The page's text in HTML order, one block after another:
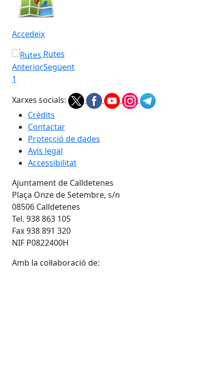
Accedeix
Rutes
AnteriorSegüent
1
Xarxes socials:
Crèdits
Contactar
Protecció de dades
Avís legal
Accessibilitat
Ajuntament de Calldetenes
Plaça Onze de Setembre, s/n
08506 Calldetenes
Tel. 938 863 105
Fax 938 891 320
NIF P0822400H
Amb la col·laboració de: